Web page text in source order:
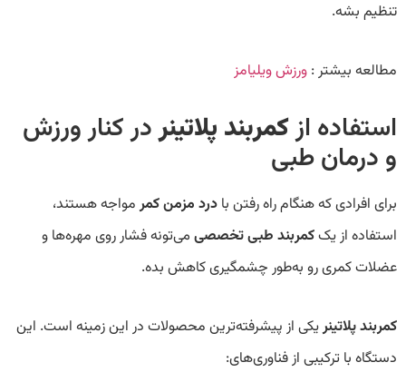
تنظیم بشه.
مطالعه بیشتر : ورزش ویلیامز
استفاده ازکمربند پلاتینردر کنار ورزش
و درمان طبی
برای افرادی که هنگام راه رفتن با درد مزمن کمرمواجه هستند،
استفاده از یککمربند طبی تخصصی می‌تونه فشار روی مهره‌ها و
عضلات کمری رو به‌طور چشمگیری کاهش بده.
کمربند پلاتینریکی از پیشرفته‌ترین محصولات در این زمینه است. این
دستگاه با ترکیبی از فناوری‌های: